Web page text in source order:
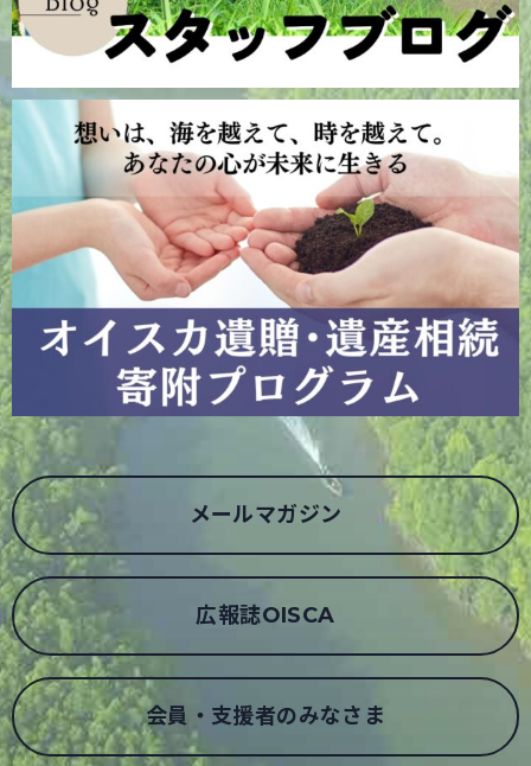
メールマガジン
広報誌OISCA
会員・支援者のみなさま